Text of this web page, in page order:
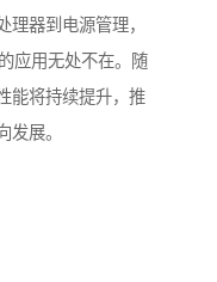
理器到电源管理，
应用无处不在。随
能将持续提升，推
发展。